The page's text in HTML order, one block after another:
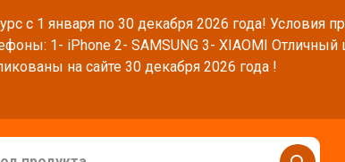
с 1 января по 30 декабря 2026 года! Условия
1- iPhone 2- SAMSUNG 3- XIAOMI
на сайте 30 декабря 2026 года !